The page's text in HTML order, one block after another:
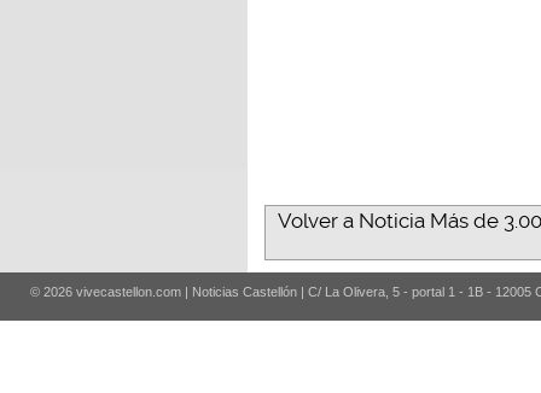
Volver a Noticia Más de
© 2026 vivecastellon.com | Noticias Castellón | C/ La Olivera, 5 - portal 1 - 1B - 12005